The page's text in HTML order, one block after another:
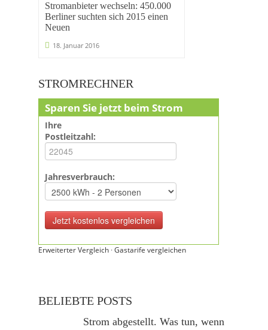
Stromanbieter wechseln: 450.000
Berliner suchten sich 2015 einen
Neuen
18. Januar 2016
STROMRECHNER
Sparen Sie jetzt beim Strom
Ihre
Postleitzahl:
Jahresverbrauch:
Erweiterter Vergleich ·Gastarife vergleichen
BELIEBTE POSTS
Strom abgestellt. Was tun, wenn